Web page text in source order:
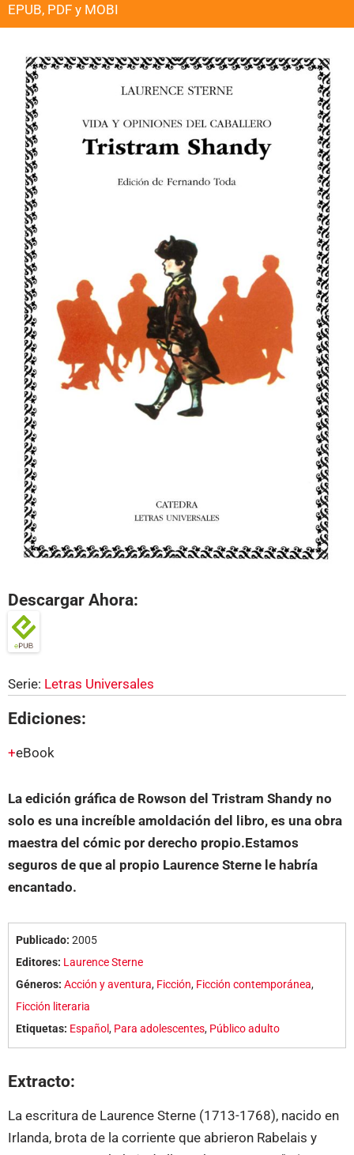
EPUB, PDF y MOBI
Descargar Ahora:
Serie: Letras Universales
Ediciones:
eBook
La edición gráfica de Rowson del Tristram Shandy no
solo es una increíble amoldación del libro, es una obra
maestra del cómic por derecho propio.Estamos
seguros de que al propio Laurence Sterne le habría
encantado.
Publicado: 2005
Editores: Laurence Sterne
Géneros: Acción y aventura, Ficción, Ficción contemporánea,
Ficción literaria
Etiquetas: Español, Para adolescentes, Público adulto
Extracto:
La escritura de Laurence Sterne (1713-1768), nacido en
Irlanda, brota de la corriente que abrieron Rabelais y